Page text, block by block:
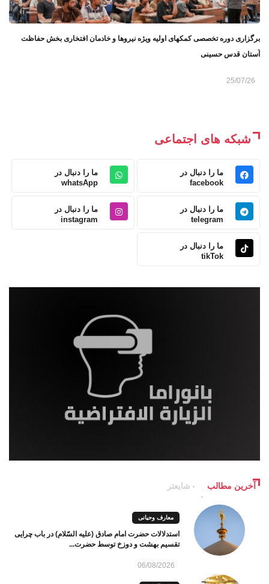
برگزاری دوره تخصصی کمکهای اولیه ويژه نیروها و خادمان افتخاری بخش حفاظت
آستان قدس حسینی
25/07/26
شبکه های اجتماعی
ما را دنبال در
facebook
ما را دنبال در
whatsApp
ما را دنبال در
telegram
ما را دنبال در
instagram
ما را دنبال در
tikTok
آخرین مطالب شایعتر
معارف وحیانی
استدلالات حضرت امام صادق (علیه السّلام) در باب چرایی
تقسیم بهشت و دوزخ توسط حضرت...
06/08/2026